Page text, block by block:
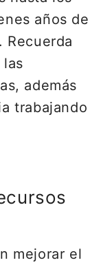
años de
Recuerda
las
además
trabajando
mejorar el